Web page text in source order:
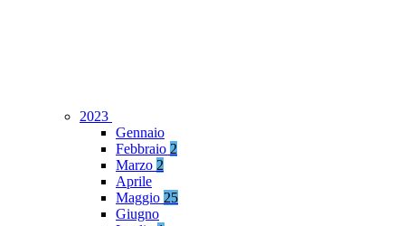
2023
Gennaio
Febbraio 2
Marzo 2
Aprile
Maggio 25
Giugno